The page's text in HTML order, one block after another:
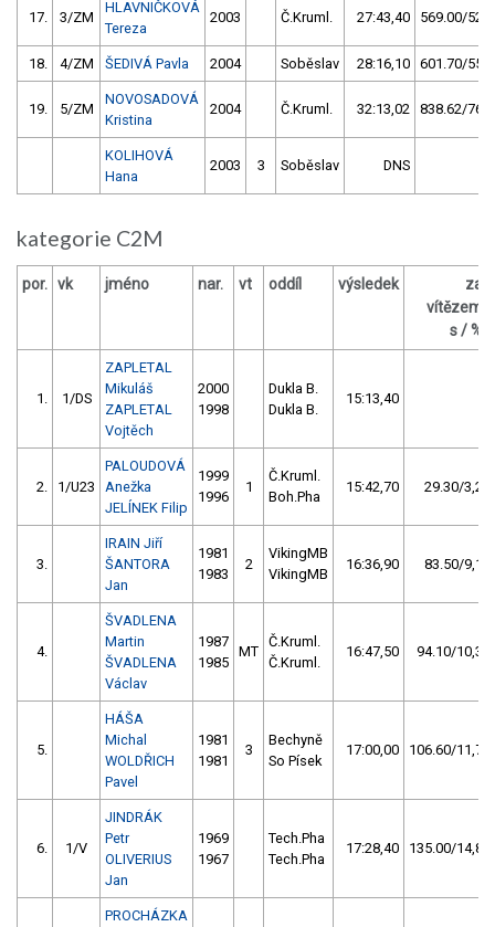
17. 3/ZM
HLAVNIČKOVÁ
Tereza
2003 Č.Kruml. 27:43,40 569.00/52,0
18. 4/ZM ŠEDIVÁ Pavla 2004 Soběslav 28:16,10 601.70/55,0
19. 5/ZM
NOVOSADOVÁ
Kristina
2004 Č.Kruml. 32:13,02 838.62/76,6
KOLIHOVÁ
Hana
2003 3 Soběslav DNS
kategorie C2M
por. vk jméno nar. vt oddíl výsledek
za
vítězem
s / %
1. 1/DS
ZAPLETAL
Mikuláš
ZAPLETAL
Vojtěch
2000
1998
Dukla B.
Dukla B.
15:13,40
2. 1/U23
PALOUDOVÁ
Anežka
JELÍNEK Filip
1999
1996
1
Č.Kruml.
Boh.Pha
15:42,70 29.30/3,2
3.
IRAIN Jiří
ŠANTORA
Jan
1981
1983
2
VikingMB
VikingMB
16:36,90 83.50/9,1
4.
ŠVADLENA
Martin
ŠVADLENA
Václav
1987
1985
MT
Č.Kruml.
Č.Kruml.
16:47,50 94.10/10,3
5.
HÁŠA
Michal
WOLDŘICH
Pavel
1981
1981
3
Bechyně
So Písek
17:00,00 106.60/11,7
6. 1/V
JINDRÁK
Petr
OLIVERIUS
Jan
1969
1967
Tech.Pha
Tech.Pha
17:28,40 135.00/14,8
PROCHÁZKA